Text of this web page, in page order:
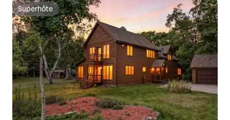
Superhôte
Superhôte